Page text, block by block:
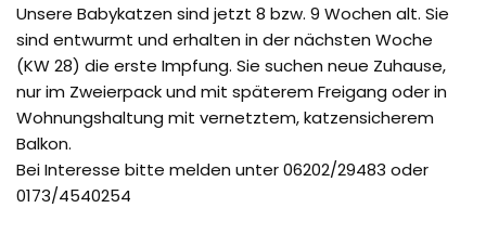
Unsere Babykatzen sind jetzt 8 bzw. 9 Wochen alt. Sie
sind entwurmt und erhalten in der nächsten Woche
(KW 28) die erste Impfung. Sie suchen neue Zuhause,
nur im Zweierpack und mit späterem Freigang oder in
Wohnungshaltung mit vernetztem, katzensicherem
Balkon.
Bei Interesse bitte melden unter 06202/29483 oder
0173/4540254